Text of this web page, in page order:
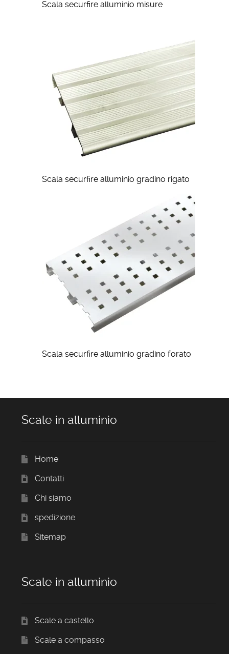
Scala securfire alluminio misure
Scala securfire alluminio gradino rigato
Scala securfire alluminio gradino forato
Scale in alluminio
Home
Contatti
Chi siamo
spedizione
Sitemap
Scale in alluminio
Scale a castello
Scale a compasso